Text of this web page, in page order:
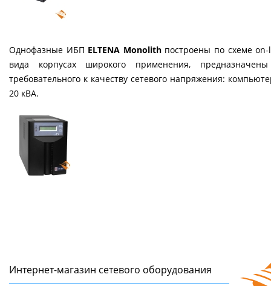
Однофазные ИБП ELTENA Monolithпостроены по схеме
вида корпусах широкого применения,
требовательного к качеству сетевого напряжения:
20 кВА.
Интернет-магазин сетeвого оборудования